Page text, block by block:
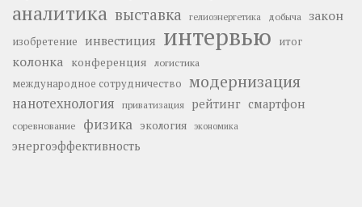
аналитика выставка гелиоэнергетика добыча закон
изобретение инвестиция интервью итог
колонка конференция логистика
международное сотрудничество модернизация
нанотехнология приватизация рейтинг смартфон
соревнование физика экология экономика
энергоэффективность